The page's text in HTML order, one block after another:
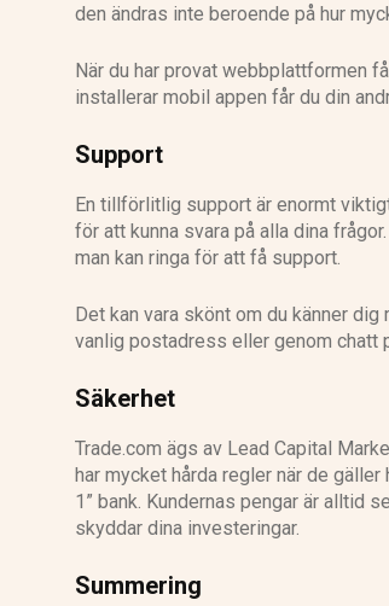
den ändras inte beroende på hur
När du har provat webbplattformen
installerar mobil appen får du din
Support
En tillförlitlig support är enormt
för att kunna svara på alla dina
man kan ringa för att få support.
Det kan vara skönt om du känner
vanlig postadress eller genom chatt
Säkerhet
Trade.com ägs av Lead Capital
har mycket hårda regler när de
1” bank. Kundernas pengar är alltid
skyddar dina investeringar.
Summering